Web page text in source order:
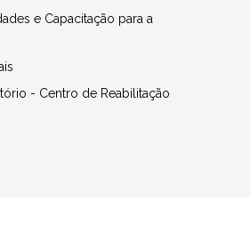
e Capacitação para a
- Centro de Reabilitação